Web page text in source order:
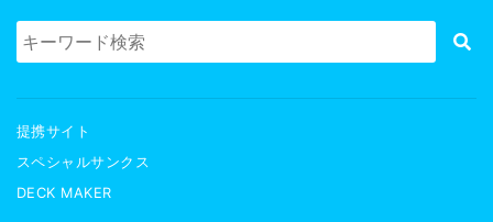
提携サイト
スペシャルサンクス
DECK MAKER